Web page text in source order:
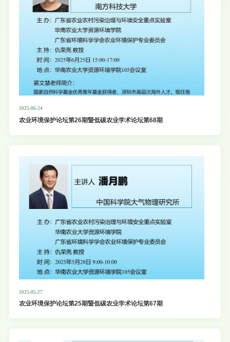
2025-06-24
农业环境保护论坛第26期暨低碳农业学术论坛第68期
2025-05-27
农业环境保护论坛第25期暨低碳农业学术论坛第67期